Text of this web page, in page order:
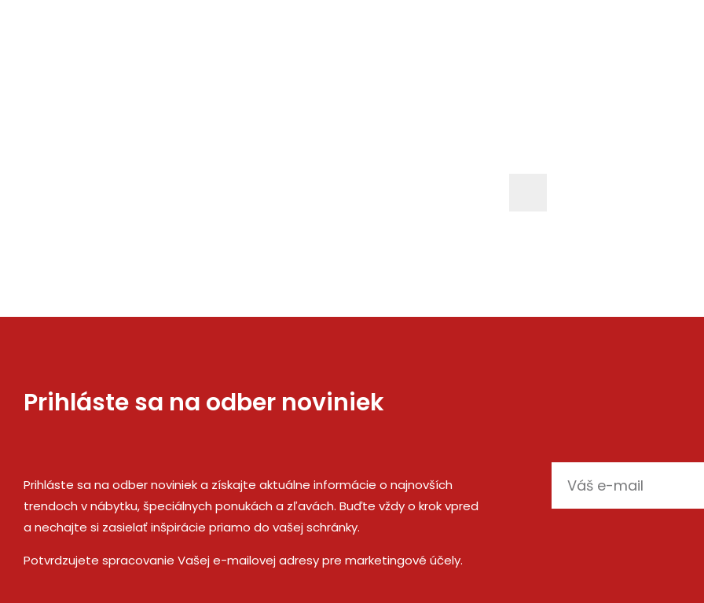
Prihláste sa na odber noviniek
Prihláste sa na odber noviniek a získajte aktuálne informácie o najnovších
trendoch v nábytku, špeciálnych ponukách a zľavách. Buďte vždy o krok vpred
a nechajte si zasielať inšpirácie priamo do vašej schránky.
Potvrdzujete spracovanie Vašej e-mailovej adresy pre marketingové účely.
mail